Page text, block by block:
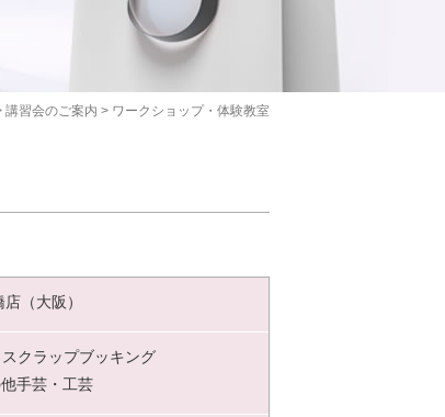
講習会のご案内 > ワークショップ・体験教室
（大阪）
スクラップブッキング
手芸・工芸